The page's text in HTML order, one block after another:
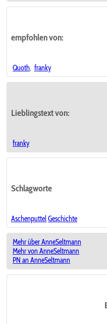
empfohlenvon:
Quoth, franky
Lieblingstextvon:
franky
Schlagworte
AschenputtelGeschichte
Mehr über AnneSeltmann
Mehr von AnneSeltmann
PN an AnneSeltmann